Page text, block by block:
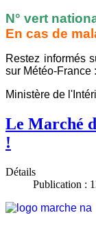
N° vert
En cas de
Restez informés
sur Météo-France
Ministère de
Le Marché
!
Détails
Publication :